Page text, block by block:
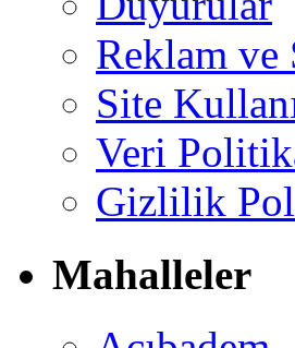
Reklam ve
Site
Veri
Gizlilik
Mahalleler